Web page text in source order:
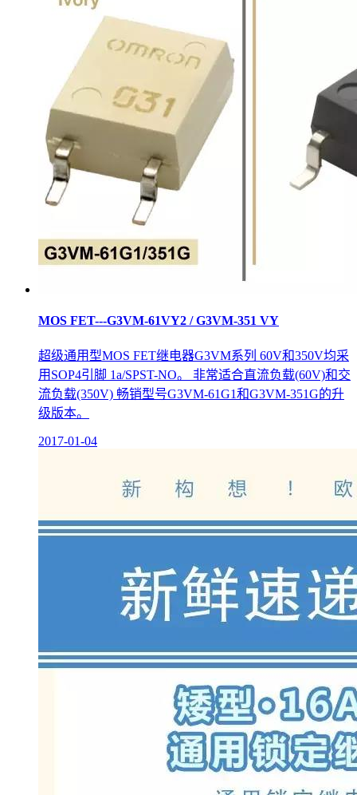
MOS FET---G3VM-61VY2 / G3VM-351 VY
超级通用型MOS FET继电器G3VM系列 60V和350V均采
用SOP4引脚 1a/SPST-NO。 非常适合直流负载(60V)和交
流负载(350V) 畅销型号G3VM-61G1和G3VM-351G的升
级版本。
2017-01-04